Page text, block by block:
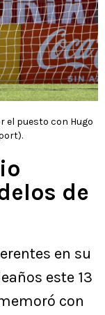
el puesto con Hugo
de
en su
este 13
con